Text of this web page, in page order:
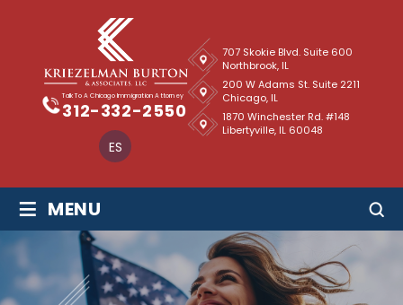
ES
Talk To A Chicago Immigration Attorney
312-332-2550
707 Skokie Blvd. Suite 600
Northbrook, IL
1870 Winchester Rd. #148
Libertyville, IL 60048
200 W Adams St. Suite 2211
Chicago, IL
≡ MENU